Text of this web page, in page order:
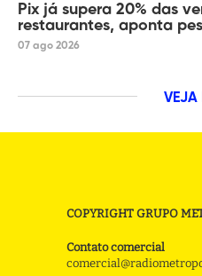
Pix já supera 20% das
restaurantes, aponta
07 ago 2026
VEJA
COPYRIGHT GRUPO
Contato comercial